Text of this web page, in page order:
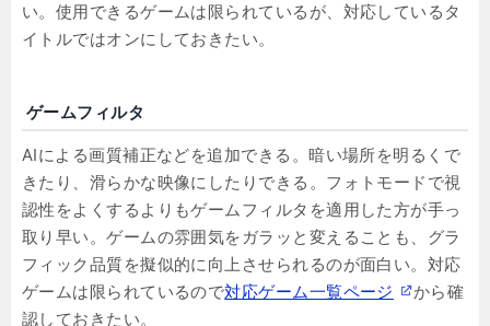
い。使用できるゲームは限られているが、対応しているタ
イトルではオンにしておきたい。
ゲームフィルタ
AIによる画質補正などを追加できる。暗い場所を明るくで
きたり、滑らかな映像にしたりできる。フォトモードで視
認性をよくするよりもゲームフィルタを適用した方が手っ
取り早い。ゲームの雰囲気をガラッと変えることも、グラ
フィック品質を擬似的に向上させられるのが面白い。対応
ゲームは限られているので対応ゲーム一覧ページ
から確
認しておきたい。